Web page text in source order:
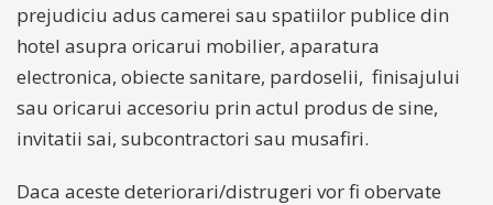
prejudiciu adus camerei sau spatiilor publice din
hotel asupra oricarui mobilier, aparatura
electronica, obiecte sanitare, pardoselii, finisajului
sau oricarui accesoriu prin actul produs de sine,
invitatii sai, subcontractori sau musafiri.
Daca aceste deteriorari/distrugeri vor fi obervate